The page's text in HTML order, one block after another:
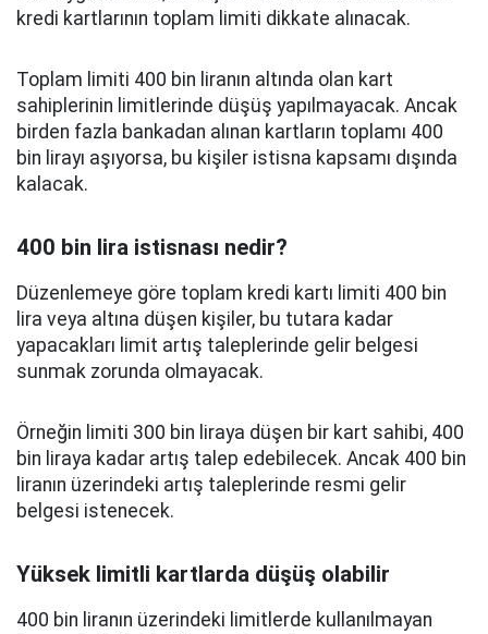
kredi kartlarının toplam limiti dikkate alınacak.
Toplam limiti 400 bin liranın altında olan kart
sahiplerinin limitlerinde düşüş yapılmayacak. Ancak
birden fazla bankadan alınan kartların toplamı 400
bin lirayı aşıyorsa, bu kişiler istisna kapsamı dışında
kalacak.
400 bin lira istisnası nedir?
Düzenlemeye göre toplam kredi kartı limiti 400 bin
lira veya altına düşen kişiler, bu tutara kadar
yapacakları limit artış taleplerinde gelir belgesi
sunmak zorunda olmayacak.
Örneğin limiti 300 bin liraya düşen bir kart sahibi, 400
bin liraya kadar artış talep edebilecek. Ancak 400 bin
liranın üzerindeki artış taleplerinde resmi gelir
belgesi istenecek.
Yüksek limitli kartlarda düşüş olabilir
400 bin liranın üzerindeki limitlerde kullanılmayan